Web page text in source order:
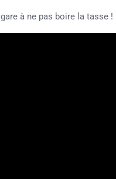
à ne pas boire la tasse !